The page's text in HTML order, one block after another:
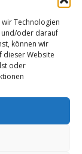
Technologien
und/oder darauf
können wir
dieser Website
oder